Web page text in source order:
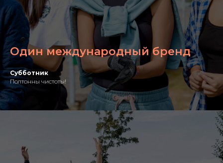
Один международный бренд
Субботник
Полтонны чистоты!